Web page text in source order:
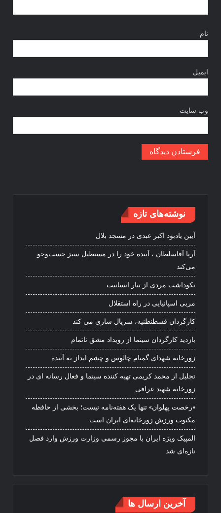
نام
ایمیل
وب‌ سایت
نوشته‌های تازه
آیین یادبود اکبر عبدی در مسجد بلال
آریا آقاسلطان ، آینده خود را در مستطیل سبز جست‌وجو
می‌کند
نکوداشت مردی از تبار انسانیت
مربی اسپانیایی در راه استقلال
کارگردان قسطنطنیه، سریال سازی می کند
بازدید کارگردان سینما از رویداد مشق ناتمام
زورخانه شهدای گمنام چالوس و چشم انداز به آینده
تجلیل از محمد کریمی تهیه کننده سینما و فعال رسانه ای در
زورخانه شهید عراقی
«رخصت پهلوان» تنها یک هفته‌نامه نیست؛ بخشی از حافظه
مکتوب ورزش زورخانه‌ای ایران است
المپیک ویژه ایران با مجوز رسمی وزارت ورزش وارد فصل
تازه‌ای شد
آخرین ارسال ها